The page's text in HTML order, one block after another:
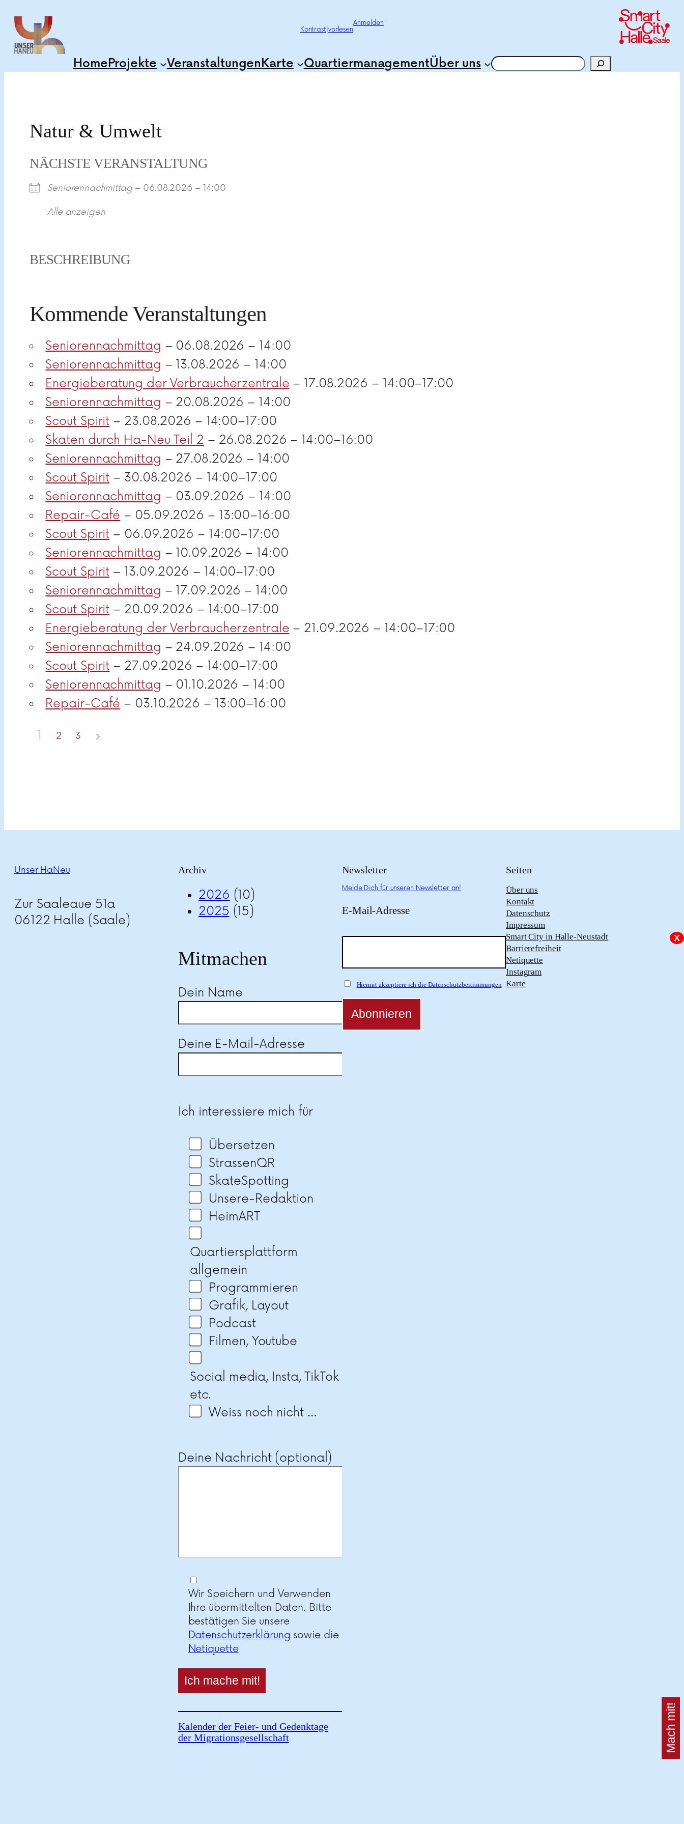
Inhalt
springen
Kontrast vorlesen
Anmelden
Mach mit!
HomeProjekte VeranstaltungenKarte QuartiermanagementÜber uns Suchen
Natur & Umwelt
NÄCHSTE VERANSTALTUNG
Seniorennachmittag – 06.08.2026 – 14:00
Alle anzeigen
BESCHREIBUNG
Kommende Veranstaltungen
Seniorennachmittag – 06.08.2026 – 14:00
Seniorennachmittag – 13.08.2026 – 14:00
Energieberatung der Verbraucherzentrale – 17.08.2026 – 14:00–17:00
Seniorennachmittag – 20.08.2026 – 14:00
Scout Spirit – 23.08.2026 – 14:00–17:00
Skaten durch Ha-Neu Teil 2 – 26.08.2026 – 14:00–16:00
Seniorennachmittag – 27.08.2026 – 14:00
Scout Spirit – 30.08.2026 – 14:00–17:00
Seniorennachmittag – 03.09.2026 – 14:00
Repair-Café – 05.09.2026 – 13:00–16:00
Scout Spirit – 06.09.2026 – 14:00–17:00
Seniorennachmittag – 10.09.2026 – 14:00
Scout Spirit – 13.09.2026 – 14:00–17:00
Seniorennachmittag – 17.09.2026 – 14:00
Scout Spirit – 20.09.2026 – 14:00–17:00
Energieberatung der Verbraucherzentrale – 21.09.2026 – 14:00–17:00
Seniorennachmittag – 24.09.2026 – 14:00
Scout Spirit – 27.09.2026 – 14:00–17:00
Seniorennachmittag – 01.10.2026 – 14:00
Repair-Café – 03.10.2026 – 13:00–16:00
1 2 3
Unser HaNeu
Zur Saaleaue 51a
06122 Halle (Saale)
Archiv
2026 (10)
2025 (15)
X
Mitmachen
Dein Name
Deine E-Mail-Adresse
Ich interessiere mich für
Übersetzen
StrassenQR
SkateSpotting
Unsere-Redaktion
HeimART
Quartiersplattform
allgemein
Programmieren
Grafik, Layout
Podcast
Filmen, Youtube
Social media, Insta, TikTok
etc.
Weiss noch nicht …
Deine Nachricht (optional)
Wir Speichern und Verwenden
Ihre übermittelten Daten. Bitte
bestätigen Sie unsere
Datenschutzerklärung sowie die
Netiquette
Kalender der Feier- und Gedenktage
der Migrationsgesellschaft
Newsletter
Melde Dich für unseren Newsletter an!
E-Mail-Adresse
Hiermit akzeptiere ich die Datenschutzbestimmungen
Seiten
Über uns
Kontakt
Datenschutz
Impressum
Smart City in Halle-Neustadt
Barrierefreiheit
Netiquette
Instagram
Karte